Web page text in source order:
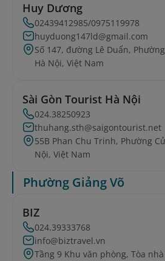
Huy Dương
02439412985/0975119978
huyduong147ld@gmail.com
Số 147, đường Lê Duẩn,
Hà Nội, Việt Nam
Sài Gòn Tourist Hà Nội
024.38250923
thuhang.sth@saigontourist.net
55B Phan Chu Trinh, Phường
Nội, Việt Nam
Phường Giảng Võ
BIZ
024.39333768
info@biztravel.vn
Tầng 9 Khu văn phòng, Tòa